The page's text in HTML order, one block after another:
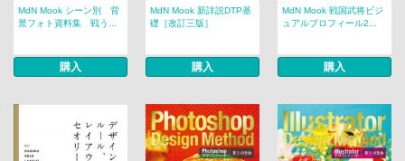
MdN Mook シーン別 背
景フォト資料集 戦う...
購入
MdN Mook 新詳説DTP基
礎［改訂三版］
購入
MdN Mook 戦国武将ビジ
ュアルプロフィール2...
購入